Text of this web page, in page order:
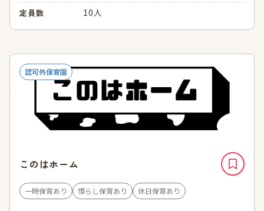
定員数 10人
認可外保育園
このはホーム
一時保育あり 慣らし保育あり 休日保育あり